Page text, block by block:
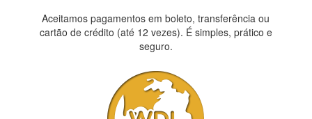
Aceitamos pagamentos em boleto, transferência ou
cartão de crédito (até 12 vezes). É simples, prático e
seguro.